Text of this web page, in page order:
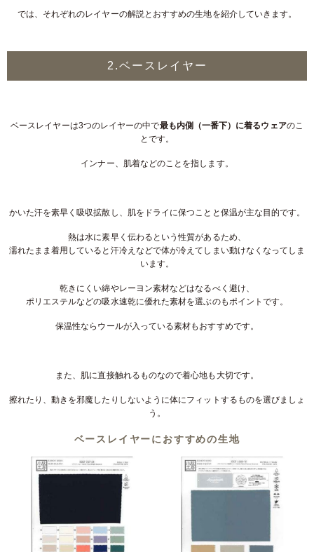
では、それぞれのレイヤーの解説とおすすめの生地を紹介していきます。
2.ベースレイヤー
ベースレイヤーは3つのレイヤーの中で最も内側（一番下）に着るウェアのこ
とです。
インナー、肌着などのことを指します。
かいた汗を素早く吸収拡散し、肌をドライに保つことと保温が主な目的です。
熱は水に素早く伝わるという性質があるため、
濡れたまま着用していると汗冷えなどで体が冷えてしまい動けなくなってしま
います。
乾きにくい綿やレーヨン素材などはなるべく避け、
ポリエステルなどの吸水速乾に優れた素材を選ぶのもポイントです。
保温性ならウールが入っている素材もおすすめです。
また、肌に直接触れるものなので着心地も大切です。
擦れたり、動きを邪魔したりしないように体にフィットするものを選びましょ
う。
ベースレイヤーにおすすめの生地